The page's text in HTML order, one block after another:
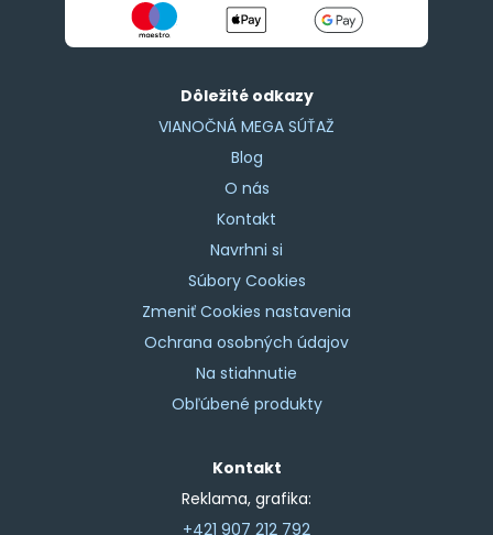
Dôležité odkazy
VIANOČNÁ MEGA SÚŤAŽ
Blog
O nás
Kontakt
Navrhni si
Súbory Cookies
Zmeniť Cookies nastavenia
Ochrana osobných údajov
Na stiahnutie
Obľúbené produkty
Kontakt
Reklama, grafika:
+421 907 212 792